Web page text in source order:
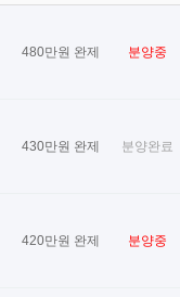
480만원 완제 분양중
430만원 완제 분양완료
420만원 완제 분양중